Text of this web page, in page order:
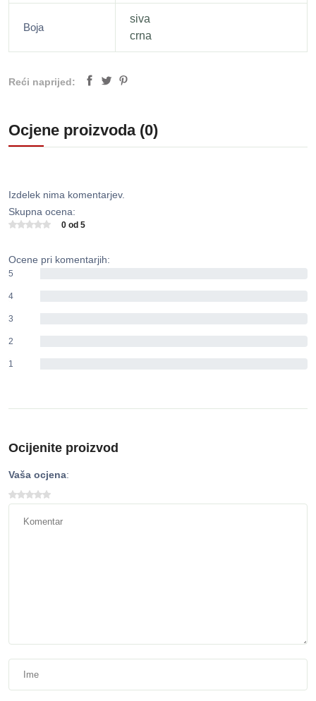
Boja
siva
crna
Reći naprijed:
Ocjene proizvoda (0)
Izdelek nima komentarjev.
Skupna ocena:
0 od 5
Ocene pri komentarjih:
5
4
3
2
1
Ocijenite proizvod
Vaša ocjena: